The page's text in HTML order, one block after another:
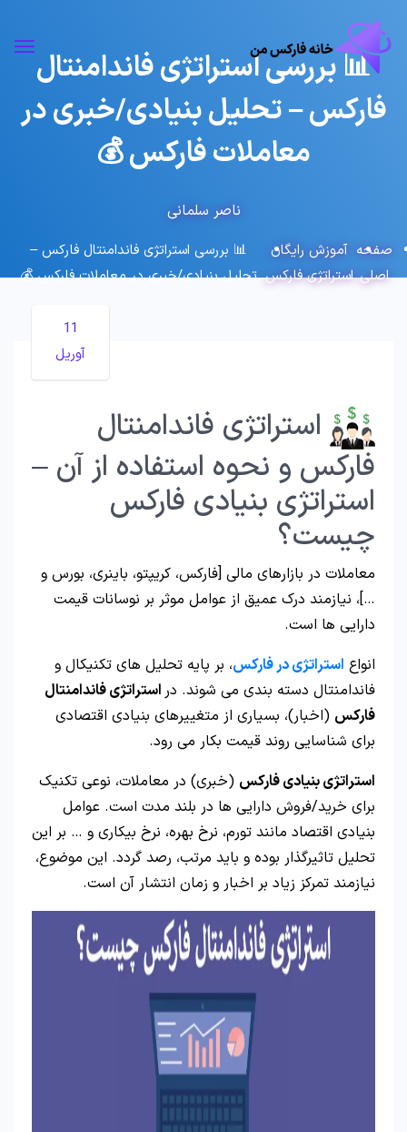
📊 بررسی استراتژی فاندامنتال
فارکس – تحلیل بنیادی/خبری در
معاملات فارکس 💰
ناصر سلمانی
صفحه
اصلی
آموزش رایگان
استراتژی فارکس
📊 بررسی استراتژی فاندامنتال فارکس –
تحلیل بنیادی/خبری در معاملات فارکس 💰
11
آوریل
استراتژی فاندامنتال
فارکس و نحوه استفاده از آن –
استراتژی بنیادی فارکس
چیست؟
معاملات در بازارهای مالی [فارکس، کریپتو، باینری، بورس و
…]، نیازمند درک عمیق از عوامل موثر بر نوسانات قیمت
دارایی ها است.
انواع استراتژی در فارکس، بر پایه تحلیل های تکنیکال و
فاندامنتال دسته بندی می شوند. در استراتژی فاندامنتال
فارکس (اخبار)، بسیاری از متغییرهای بنیادی اقتصادی
برای شناسایی روند قیمت بکار می رود.
استراتژی بنیادی فارکس (خبری) در معاملات، نوعی تکنیک
برای خرید/فروش دارایی ها در بلند مدت است. عوامل
بنیادی اقتصاد مانند تورم، نرخ بهره، نرخ بیکاری و … بر این
تحلیل تاثیرگذار بوده و باید مرتب، رصد گردد. این موضوع،
نیازمند تمرکز زیاد بر اخبار و زمان انتشار آن است.